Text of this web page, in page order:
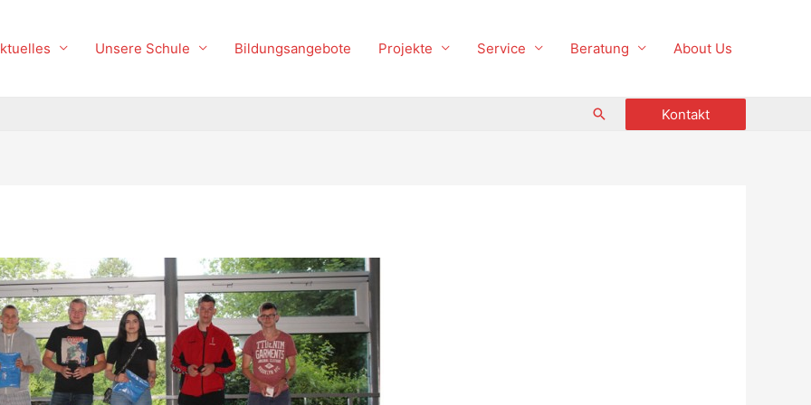
Unsere Schule Bildungsangebote Projekte Service Beratung About Us
Suche Kontakt